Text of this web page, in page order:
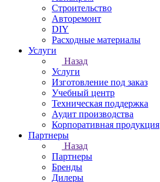
Строительство
Авторемонт
DIY
Расходные материалы
Услуги
Назад
Услуги
Изготовление под заказ
Учебный центр
Техническая поддержка
Аудит производства
Корпоративная продукция
Партнеры
Назад
Партнеры
Бренды
Дилеры